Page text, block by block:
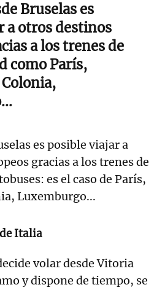
Bruselas es
a otros destinos
a los trenes de
como París,
es posible viajar a
gracias a los trenes de
es el caso de París,
Luxemburgo...
Italia
volar desde Vitoria
y dispone de tiempo, se